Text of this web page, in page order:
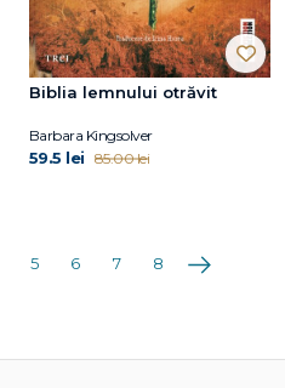
Biblia lemnului otrăvit
Barbara Kingsolver
59.5 lei 85.00 lei
5 6 7 8 Următoarea